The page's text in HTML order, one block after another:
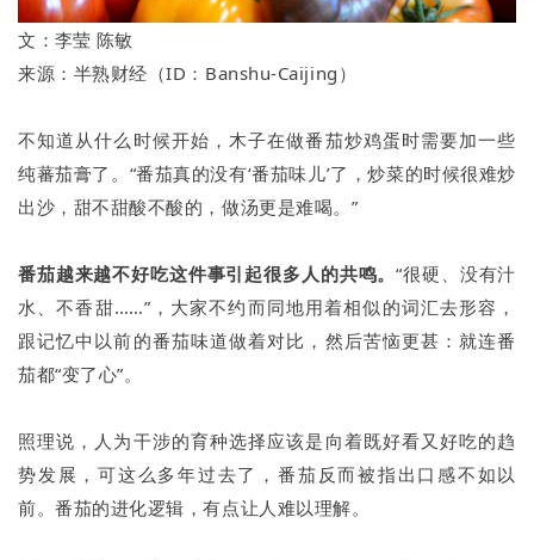
文：李莹 陈敏
来源：半熟财经（ID：Banshu-Caijing）
不知道从什么时候开始，木子在做番茄炒鸡蛋时需要加一些
纯蕃茄膏了。“番茄真的没有‘番茄味儿’了，炒菜的时候很难炒
出沙，甜不甜酸不酸的，做汤更是难喝。”
番茄越来越不好吃这件事引起很多人的共鸣。“很硬、没有汁
水、不香甜……”，大家不约而同地用着相似的词汇去形容，
跟记忆中以前的番茄味道做着对比，然后苦恼更甚：就连番
茄都“变了心”。
照理说，人为干涉的育种选择应该是向着既好看又好吃的趋
势发展，可这么多年过去了，番茄反而被指出口感不如以
前。番茄的进化逻辑，有点让人难以理解。